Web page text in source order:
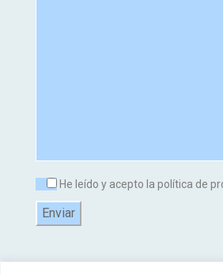
He leído y acepto la política de